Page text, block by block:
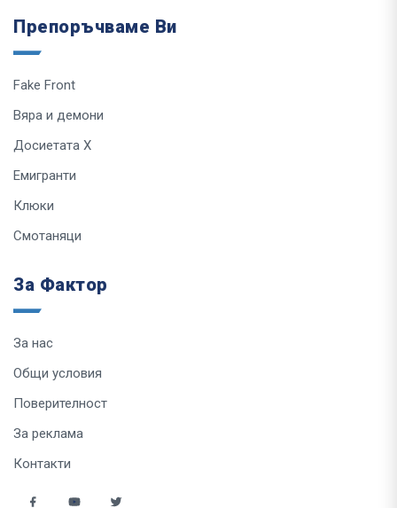
Препоръчваме Ви
Fake Front
Вяра и демони
Досиетата Х
Емигранти
Клюки
Смотаняци
За Фактор
За нас
Общи условия
Поверителност
За реклама
Контакти